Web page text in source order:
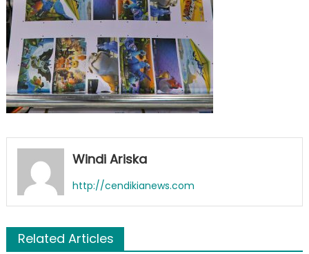
Windi Ariska
http://cendikianews.com
Related Articles